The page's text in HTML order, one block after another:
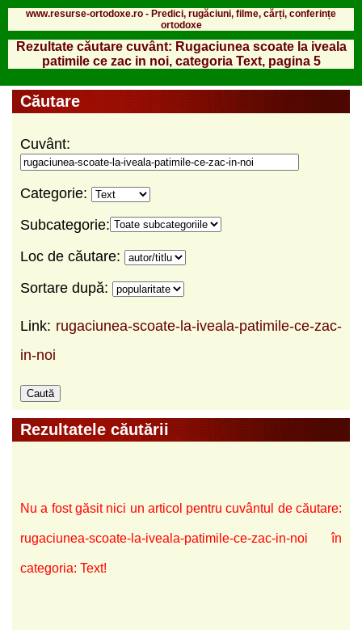
www.resurse-ortodoxe.ro - Predici, rugăciuni, filme, cărți, conferințe
ortodoxe
Rezultate căutare cuvânt: Rugaciunea scoate la iveala
patimile ce zac in noi, categoria Text, pagina 5
Căutare
Cuvânt:
Categorie:
Subcategorie:
Loc de căutare:
Sortare după:
Link: rugaciunea-scoate-la-iveala-patimile-ce-zac-
in-noi
Rezultatele căutării
Nu a fost găsit nici un articol pentru cuvântul de căutare:
rugaciunea-scoate-la-iveala-patimile-ce-zac-in-noi în
categoria: Text!